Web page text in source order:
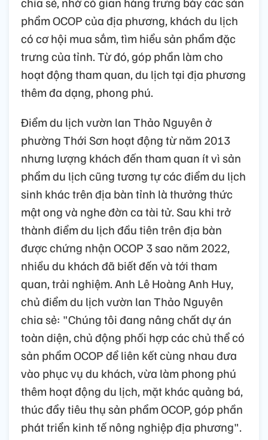
phẩm OCOP của địa phương, khách du lịch
có cơ hội mua sắm, tìm hiểu sản phẩm đặc
trưng của tỉnh. Từ đó, góp phần làm cho
hoạt động tham quan, du lịch tại địa phương
thêm đa dạng, phong phú.
Điểm du lịch vườn lan Thảo Nguyên ở
phường Thới Sơn hoạt động từ năm 2013
nhưng lượng khách đến tham quan ít vì sản
phẩm du lịch cũng tương tự các điểm du lịch
sinh khác trên địa bàn tỉnh là thưởng thức
mật ong và nghe đờn ca tài tử. Sau khi trở
thành điểm du lịch đầu tiên trên địa bàn
được chứng nhận OCOP 3 sao năm 2022,
nhiều du khách đã biết đến và tới tham
quan, trải nghiệm. Anh Lê Hoàng Anh Huy,
chủ điểm du lịch vườn lan Thảo Nguyên
chia sẻ: "Chúng tôi đang nâng chất dự án
toàn diện, chủ động phối hợp các chủ thể có
sản phẩm OCOP để liên kết cùng nhau đưa
vào phục vụ du khách, vừa làm phong phú
thêm hoạt động du lịch, mặt khác quảng bá,
thúc đẩy tiêu thụ sản phẩm OCOP, góp phần
phát triển kinh tế nông nghiệp địa phương".